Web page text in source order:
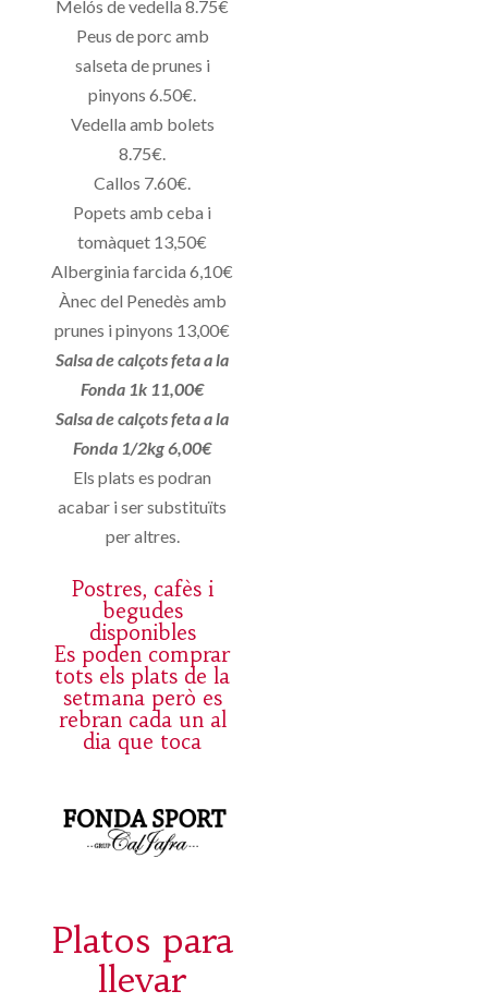
Melós de vedella 8.75€
Peus de porc amb
salseta de prunes i
pinyons 6.50€.
Vedella amb bolets
8.75€.
Callos 7.60€.
Popets amb ceba i
tomàquet 13,50€
Alberginia farcida 6,10€
Ànec del Penedès amb
prunes i pinyons 13,00€
Salsa de calçots feta a la
Fonda 1k 11,00€
Salsa de calçots feta a la
Fonda 1/2kg 6,00€
Els plats es podran
acabar i ser substituïts
per altres.
Postres, cafès i
begudes
disponibles
Es poden comprar
tots els plats de la
setmana però es
rebran cada un al
dia que toca
Platos para
llevar